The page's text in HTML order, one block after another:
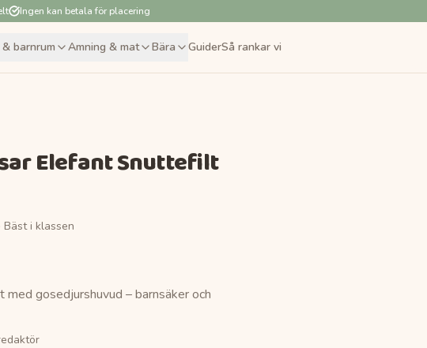
Ingen kan betala för placering
barnrum Amning & mat Bära GuiderSå rankar vi
Elefant Snuttefilt
Bäst i klassen
gosedjurshuvud – barnsäker och